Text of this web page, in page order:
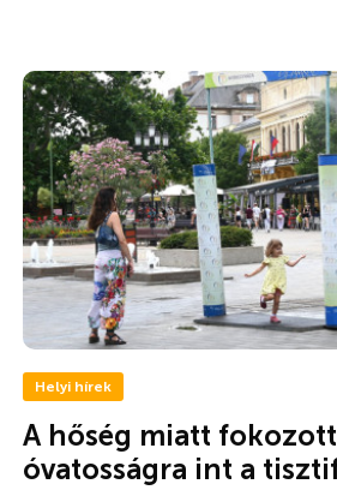
Helyi hírek
A hőség miatt fokozott
óvatosságra int a